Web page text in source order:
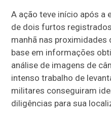
A ação teve início após a
de dois furtos
manhã nas
base em informações
análise de imagens de
intenso trabalho de
militares conseguiram
diligências para sua